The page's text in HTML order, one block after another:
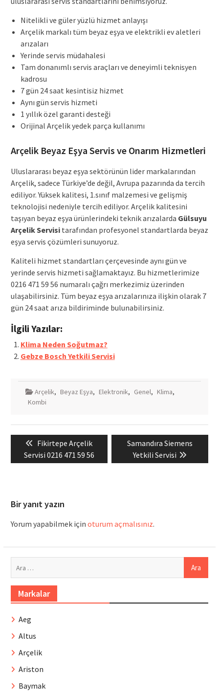
Nitelikli ve güler yüzlü hizmet anlayışı
Arçelik markalı tüm beyaz eşya ve elektrikli ev aletleri
arızaları
Yerinde servis müdahalesi
Tam donanımlı servis araçları ve deneyimli teknisyen
kadrosu
7 gün 24 saat kesintisiz hizmet
Aynı gün servis hizmeti
1 yıllık özel garanti desteği
Orijinal Arçelik yedek parça kullanımı
Arçelik Beyaz Eşya Servis ve Onarım Hizmetleri
Uluslararası beyaz eşya sektörünün lider markalarından
Arçelik, sadece Türkiye’de değil, Avrupa pazarında da tercih
ediliyor. Yüksek kalitesi, 1.sınıf malzemesi ve gelişmiş
teknolojisi nedeniyle tercih ediliyor. Arçelik kalitesini
taşıyan beyaz eşya ürünlerindeki teknik arızalarda Gülsuyu
Arçelik Servisitarafından profesyonel standartlarda beyaz
eşya servis çözümleri sunuyoruz.
Kaliteli hizmet standartları çerçevesinde aynı gün ve
yerinde servis hizmeti sağlamaktayız. Bu hizmetlerimize
0216 471 59 56 numaralı çağrı merkezimiz üzerinden
ulaşabilirsiniz. Tüm beyaz eşya arızalarınıza ilişkin olarak 7
gün 24 saat arıza bildiriminde bulunabilirsiniz.
İlgili Yazılar:
Klima Neden Soğutmaz?
Gebze Bosch Yetkili Servisi
Arçelik, Beyaz Eşya, Elektronik, Genel, Klima,
Kombi
Yazı
gezinmesi
Previous
post:
Fikirtepe Arçelik
Servisi 0216 471 59 56
Next
post:
Samandıra Siemens
Yetkili Servisi
Bir yanıt yazın
Yorum yapabilmek için oturum açmalısınız.
Markalar
Aeg
Altus
Arçelik
Ariston
Baymak